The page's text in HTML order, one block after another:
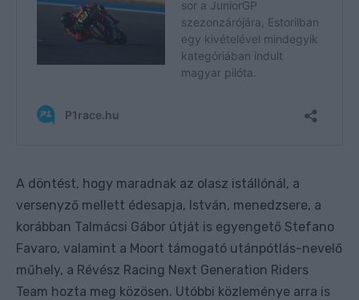
A döntést, hogy maradnak az olasz istállónál, a
versenyző mellett édesapja, István, menedzsere, a
korábban Talmácsi Gábor útját is egyengető Stefano
Favaro, valamint a Moort támogató utánpótlás-nevelő
műhely, a Révész Racing Next Generation Riders
Team hozta meg közösen. Utóbbi közleménye arra is